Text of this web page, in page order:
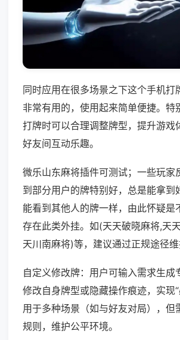
同时应用在很多场景之下这个手机打
非常有用的，使用起来简单便捷。特
打牌时可以合理调整牌型，提升游戏
好友间互动乐趣。
微乐山东麻将插件可测试；一些玩家
到部分用户的牌特别好，总是能拿到
能看到其他人的牌一样，由此怀疑是
存在此类外挂。如(天天破晓麻将,天
天川南麻将)等，建议通过正规途径维
自定义修改牌：用户可输入需求生成
修改自身牌型或隐藏操作痕迹，实现
用于多种场景（如与好友对局），但
规则，维护公平环境。